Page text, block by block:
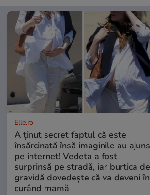
Elle.ro
A ținut secret faptul că este
însărcinată însă imaginile au ajuns
pe internet! Vedeta a fost
surprinsă pe stradă, iar burtica de
gravidă dovedește că va deveni în
curând mamă